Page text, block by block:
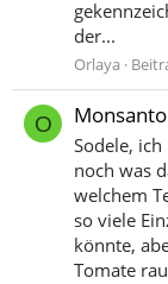
der...
Orlaya
O
Sodele,
noch was
welchem
so viele
könnte,
Tomate